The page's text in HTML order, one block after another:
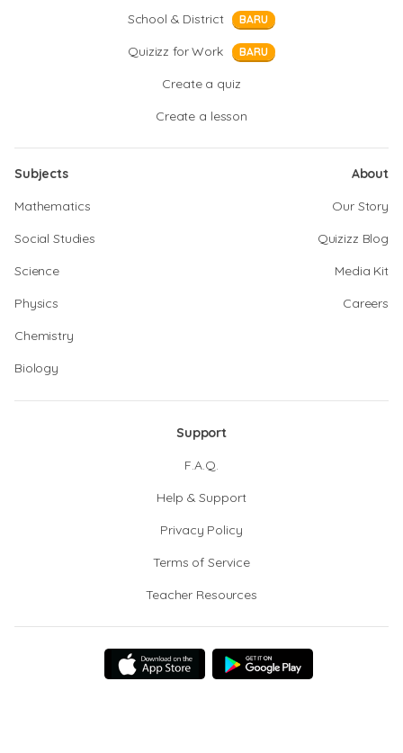
School & District
BARU
Quizizz for Work BARU
Create a quiz
Create a lesson
Subjects
Mathematics
Social Studies
Science
Physics
Chemistry
Biology
About
Our Story
Quizizz Blog
Media Kit
Careers
Support
F.A.Q.
Help & Support
Privacy Policy
Terms of Service
Teacher Resources